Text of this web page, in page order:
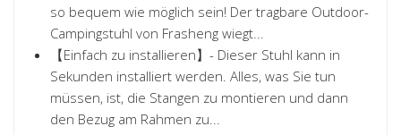
so bequem wie möglich sein! Der tragbare Outdoor-
Campingstuhl von Frasheng wiegt...
【Einfach zu installieren】- Dieser Stuhl kann in
Sekunden installiert werden. Alles, was Sie tun
müssen, ist, die Stangen zu montieren und dann
den Bezug am Rahmen zu...